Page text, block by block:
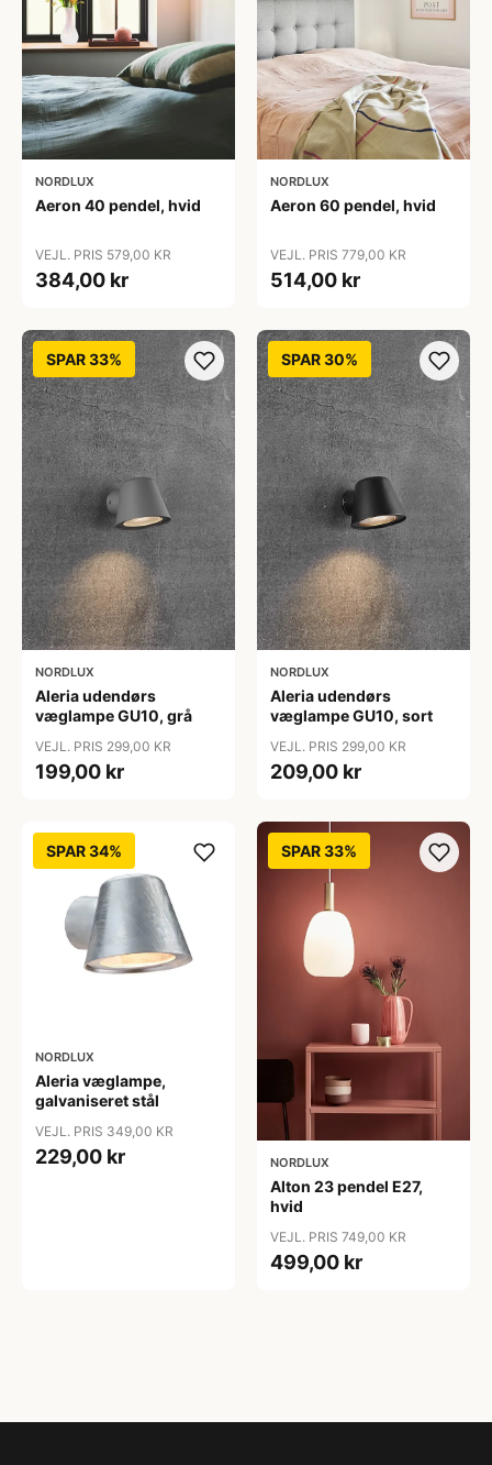
NORDLUX
Aeron 40 pendel, hvid
VEJL. PRIS 579,00 KR
384,00 kr
NORDLUX
Aeron 60 pendel, hvid
VEJL. PRIS 779,00 KR
514,00 kr
SPAR 33%
NORDLUX
Aleria udendørs
væglampe GU10, grå
VEJL. PRIS 299,00 KR
199,00 kr
SPAR 30%
NORDLUX
Aleria udendørs
væglampe GU10, sort
VEJL. PRIS 299,00 KR
209,00 kr
SPAR 34%
NORDLUX
Aleria væglampe,
galvaniseret stål
VEJL. PRIS 349,00 KR
229,00 kr
SPAR 33%
NORDLUX
Alton 23 pendel E27,
hvid
VEJL. PRIS 749,00 KR
499,00 kr